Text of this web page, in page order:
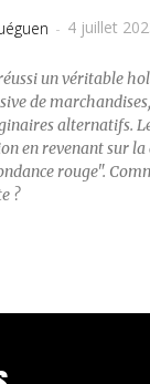
- 4 juillet
un véritable
de
alternatifs.
en revenant sur la
rouge".
?